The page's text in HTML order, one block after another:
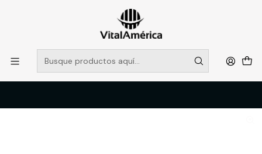
POR SISTEMA FRONTAL SOLO RETIROS EN TIENDA, DESDE
MUCHAS GRACIAS +569 5956 2237
Leer más
Catálogo
VESTIMENTA TECNICA Y CORPORATIVA
PANTALONES DE TRABAJO
PANTALON RAULI MUJER GRIS OSCU /GRIS T/48